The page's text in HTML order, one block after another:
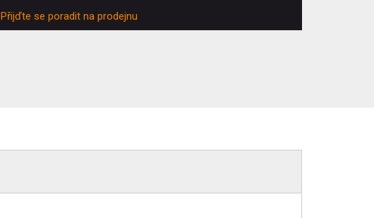
Přijďte se poradit na prodejnu